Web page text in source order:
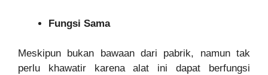
Fungsi Sama
Meskipun bukan bawaan dari pabrik, namun tak
perlu khawatir karena alat ini dapat berfungsi